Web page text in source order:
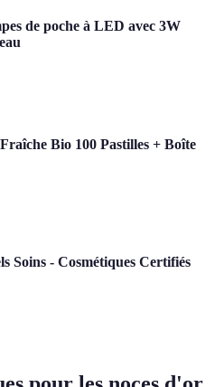
de poche à LED avec 3W
Bio 100 Pastilles + Boîte
Soins - Cosmétiques Certifiés